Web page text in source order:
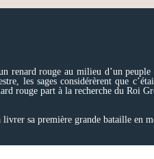
renard rouge au milieu d’un
les sages considérèrent que
rouge part à la recherche du Roi
sa première grande bataille en